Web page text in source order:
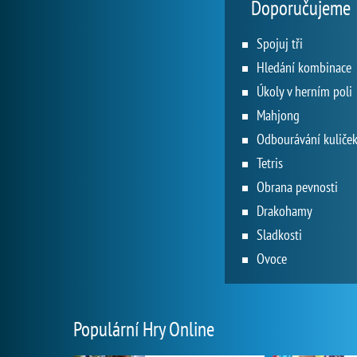
Doporučujeme
Spojuj tři
Hledání kombinace
Úkoly v herním poli
Mahjong
Odbourávání kuliček
Tetris
Obrana pevnosti
Drakohamy
Sladkosti
Ovoce
Populární Hry Online